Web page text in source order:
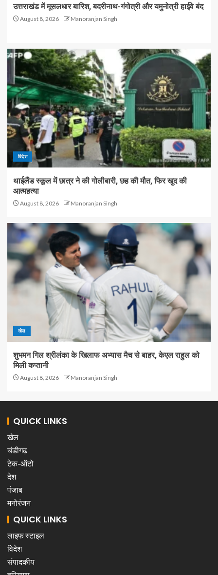
उत्तराखंड में मूसलधार बारिश, बदरीनाथ-गंगोत्री और यमुनोत्री हाईवे बंद
August 8, 2026 Manoranjan Singh
विदेश
थाईलैंड स्कूल में छात्र ने की गोलीबारी, छह की मौत, फिर खुद की
आत्महत्या
August 8, 2026 Manoranjan Singh
खेल
शुभमन गिल श्रीलंका के खिलाफ अभ्यास मैच से बाहर, केएल राहुल को
मिली कप्तानी
August 8, 2026 Manoranjan Singh
QUICK LINKS
खेल
चंडीगढ़
टेक-ऑटो
देश
पंजाब
मनोरंजन
QUICK LINKS
लाइफ स्टाइल
विदेश
संपादकीय